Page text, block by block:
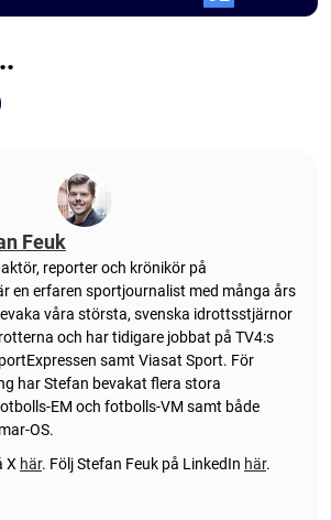
Feuk
reporter och krönikör på
en erfaren sportjournalist med många års
våra största, svenska idrottsstjärnor
och har tidigare jobbat på TV4:s
samt Viasat Sport. För
har Stefan bevakat flera stora
EM och fotbolls-VM samt både
OS.
X här. Följ Stefan Feuk på LinkedIn här.